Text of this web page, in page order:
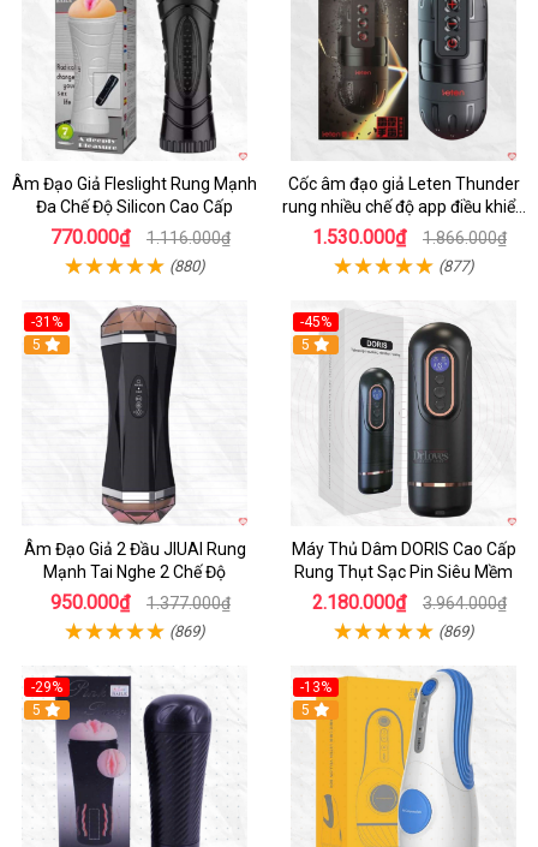
Âm Đạo Giả Fleslight Rung Mạnh
Đa Chế Độ Silicon Cao Cấp
770.000₫ 1.116.000₫
(880)
Cốc âm đạo giả Leten Thunder
rung nhiều chế độ app điều khiển
tiện lợi
1.530.000₫ 1.866.000₫
(877)
-31%
5
Âm Đạo Giả 2 Đầu JIUAI Rung
Mạnh Tai Nghe 2 Chế Độ
950.000₫ 1.377.000₫
(869)
-45%
Hot
5
Máy Thủ Dâm DORIS Cao Cấp
Rung Thụt Sạc Pin Siêu Mềm
2.180.000₫ 3.964.000₫
(869)
-29%
5
-13%
5